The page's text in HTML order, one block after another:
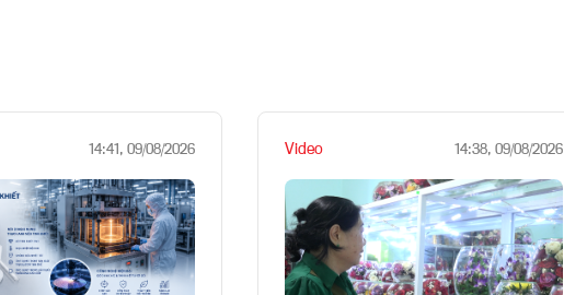
14:41, 09/08/2026 Video 14:38, 09/08/2026